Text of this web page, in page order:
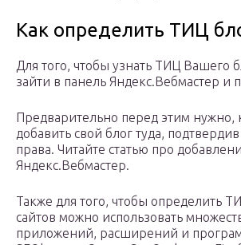
Как определить ТИЦ
Для того, чтобы узнать ТИЦ Вашего
зайти в панель Яндекс.Вебмастер и
Предварительно перед этим нужно,
добавить свой блог туда,
права. Читайте статью про
Яндекс.Вебмастер.
Также для того, чтобы определить
сайтов можно использовать
приложений, расширений и